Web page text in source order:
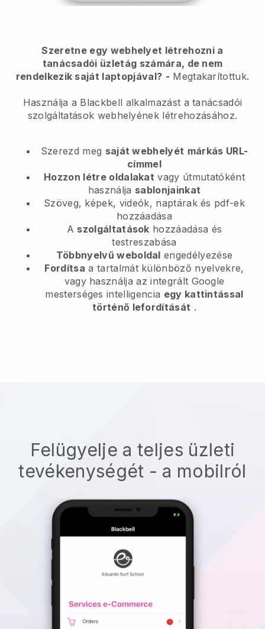
Szeretne egy webhelyet létrehozni a
tanácsadói üzletág számára, de nem
rendelkezik saját laptopjával? - Megtakarítottuk.
Használja a Blackbell alkalmazást a tanácsadói
szolgáltatások webhelyének létrehozásához.
Szerezd meg saját webhelyét márkás URL-
címmel
Hozzon létre oldalakat vagy útmutatóként
használja sablonjainkat
Szöveg, képek, videók, naptárak és pdf-ek
hozzáadása
A szolgáltatások hozzáadása és
testreszabása
Többnyelvű weboldal engedélyezése
Fordítsa a tartalmát különböző nyelvekre,
vagy használja az integrált Google
mesterséges intelligencia egy kattintással
történő lefordítását .
Felügyelje a teljes üzleti
tevékenységét - a mobilról